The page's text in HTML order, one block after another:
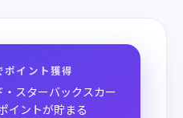
イント獲得
スターバックスカー
イントが貯まる